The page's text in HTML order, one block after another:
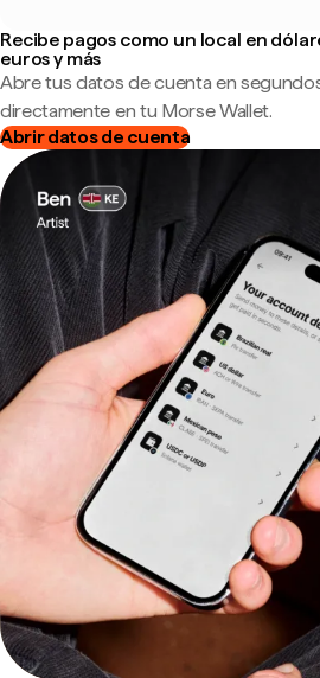
Recibe pagos como un local en
euros y más
Abre tus datos de cuenta en
directamente en tu Morse Wallet.
Abrir datos de cuenta